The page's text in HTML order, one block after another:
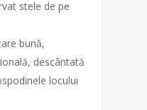
stele de pe
bună,
descântată
locului